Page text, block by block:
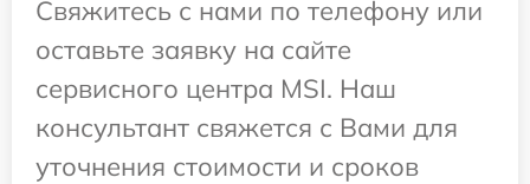
Свяжитесь с нами по телефону или
оставьте заявку на сайте
сервисного центра MSI. Наш
консультант свяжется с Вами для
уточнения стоимости и сроков